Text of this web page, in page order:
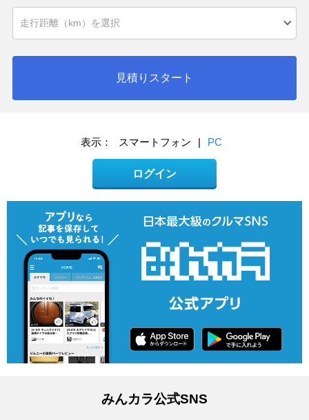
見積りスタート
表示： スマートフォン | PC
ログイン
みんカラ公式SNS